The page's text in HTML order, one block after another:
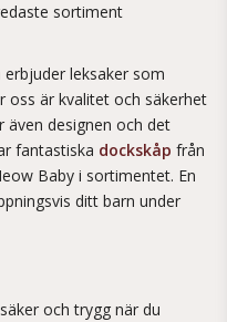
sortiment
leksaker som
oss är kvalitet och säkerhet
designen och det
fantastiska dockskåp från
Baby i sortimentet. En
ditt barn under
och trygg när du